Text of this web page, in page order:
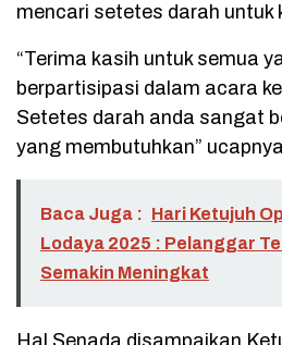
mencari setetes darah untuk
“Terima kasih untuk semua
berpartisipasi dalam acara
Setetes darah anda sangat
yang membutuhkan”
Baca Juga : Hari Ketujuh
Lodaya 2025 : Pelanggar
Semakin Meningkat
Hal Senada disampaikan